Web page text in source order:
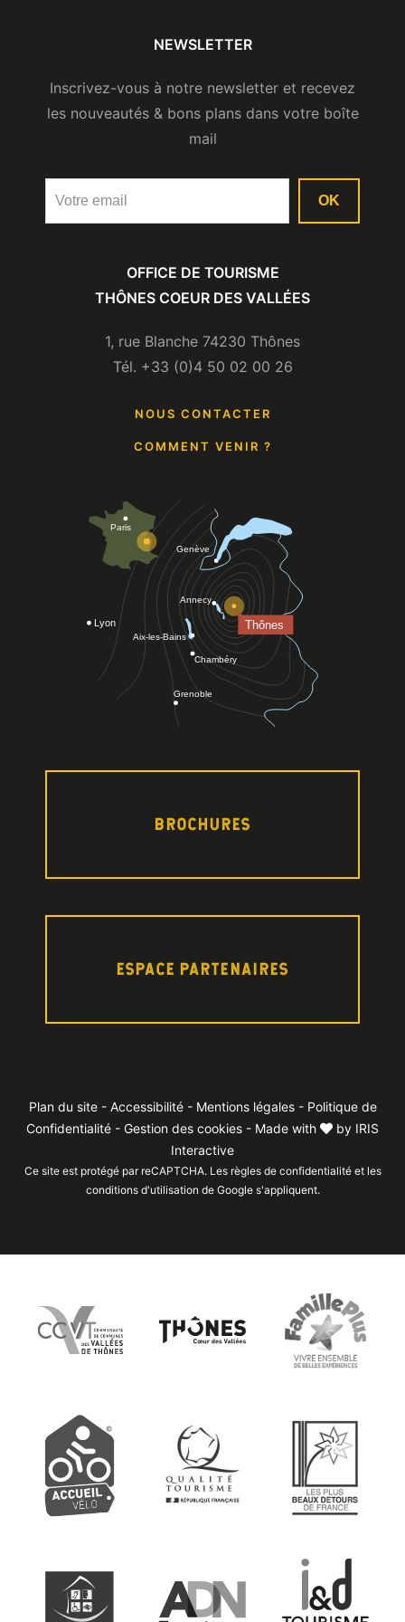
Salon de télévision
Terrain ombragé AFFICHER PLUS
SERVICES
Ménage avec supplément
Accès Internet Wifi
Documentation Touristique
CONFORTS
Matériel Bébé Lit 140 cm
Congélateur AFFICHER PLUS
OFFICE DE TOURISME
THÔNES COEUR DES VALLÉES
1, rue Blanche 74230 Thônes
Tél. +33 (0)4 50 02 00 26
NOUS CONTACTER
COMMENT VENIR ?
BROCHURES
ESPACE PARTENAIRES
NEWSLETTER
Inscrivez-vous à notre newsletter et recevez
les nouveautés & bons plans dans votre boîte
mail
OK
Plan du site- Accessibilité- Mentions légales- Politique de
Confidentialité - Gestion des cookies - Made with by IRIS
Interactive
Ce site est protégé par reCAPTCHA. Les règles de confidentialitéet les
conditions d'utilisation de Google s'appliquent.